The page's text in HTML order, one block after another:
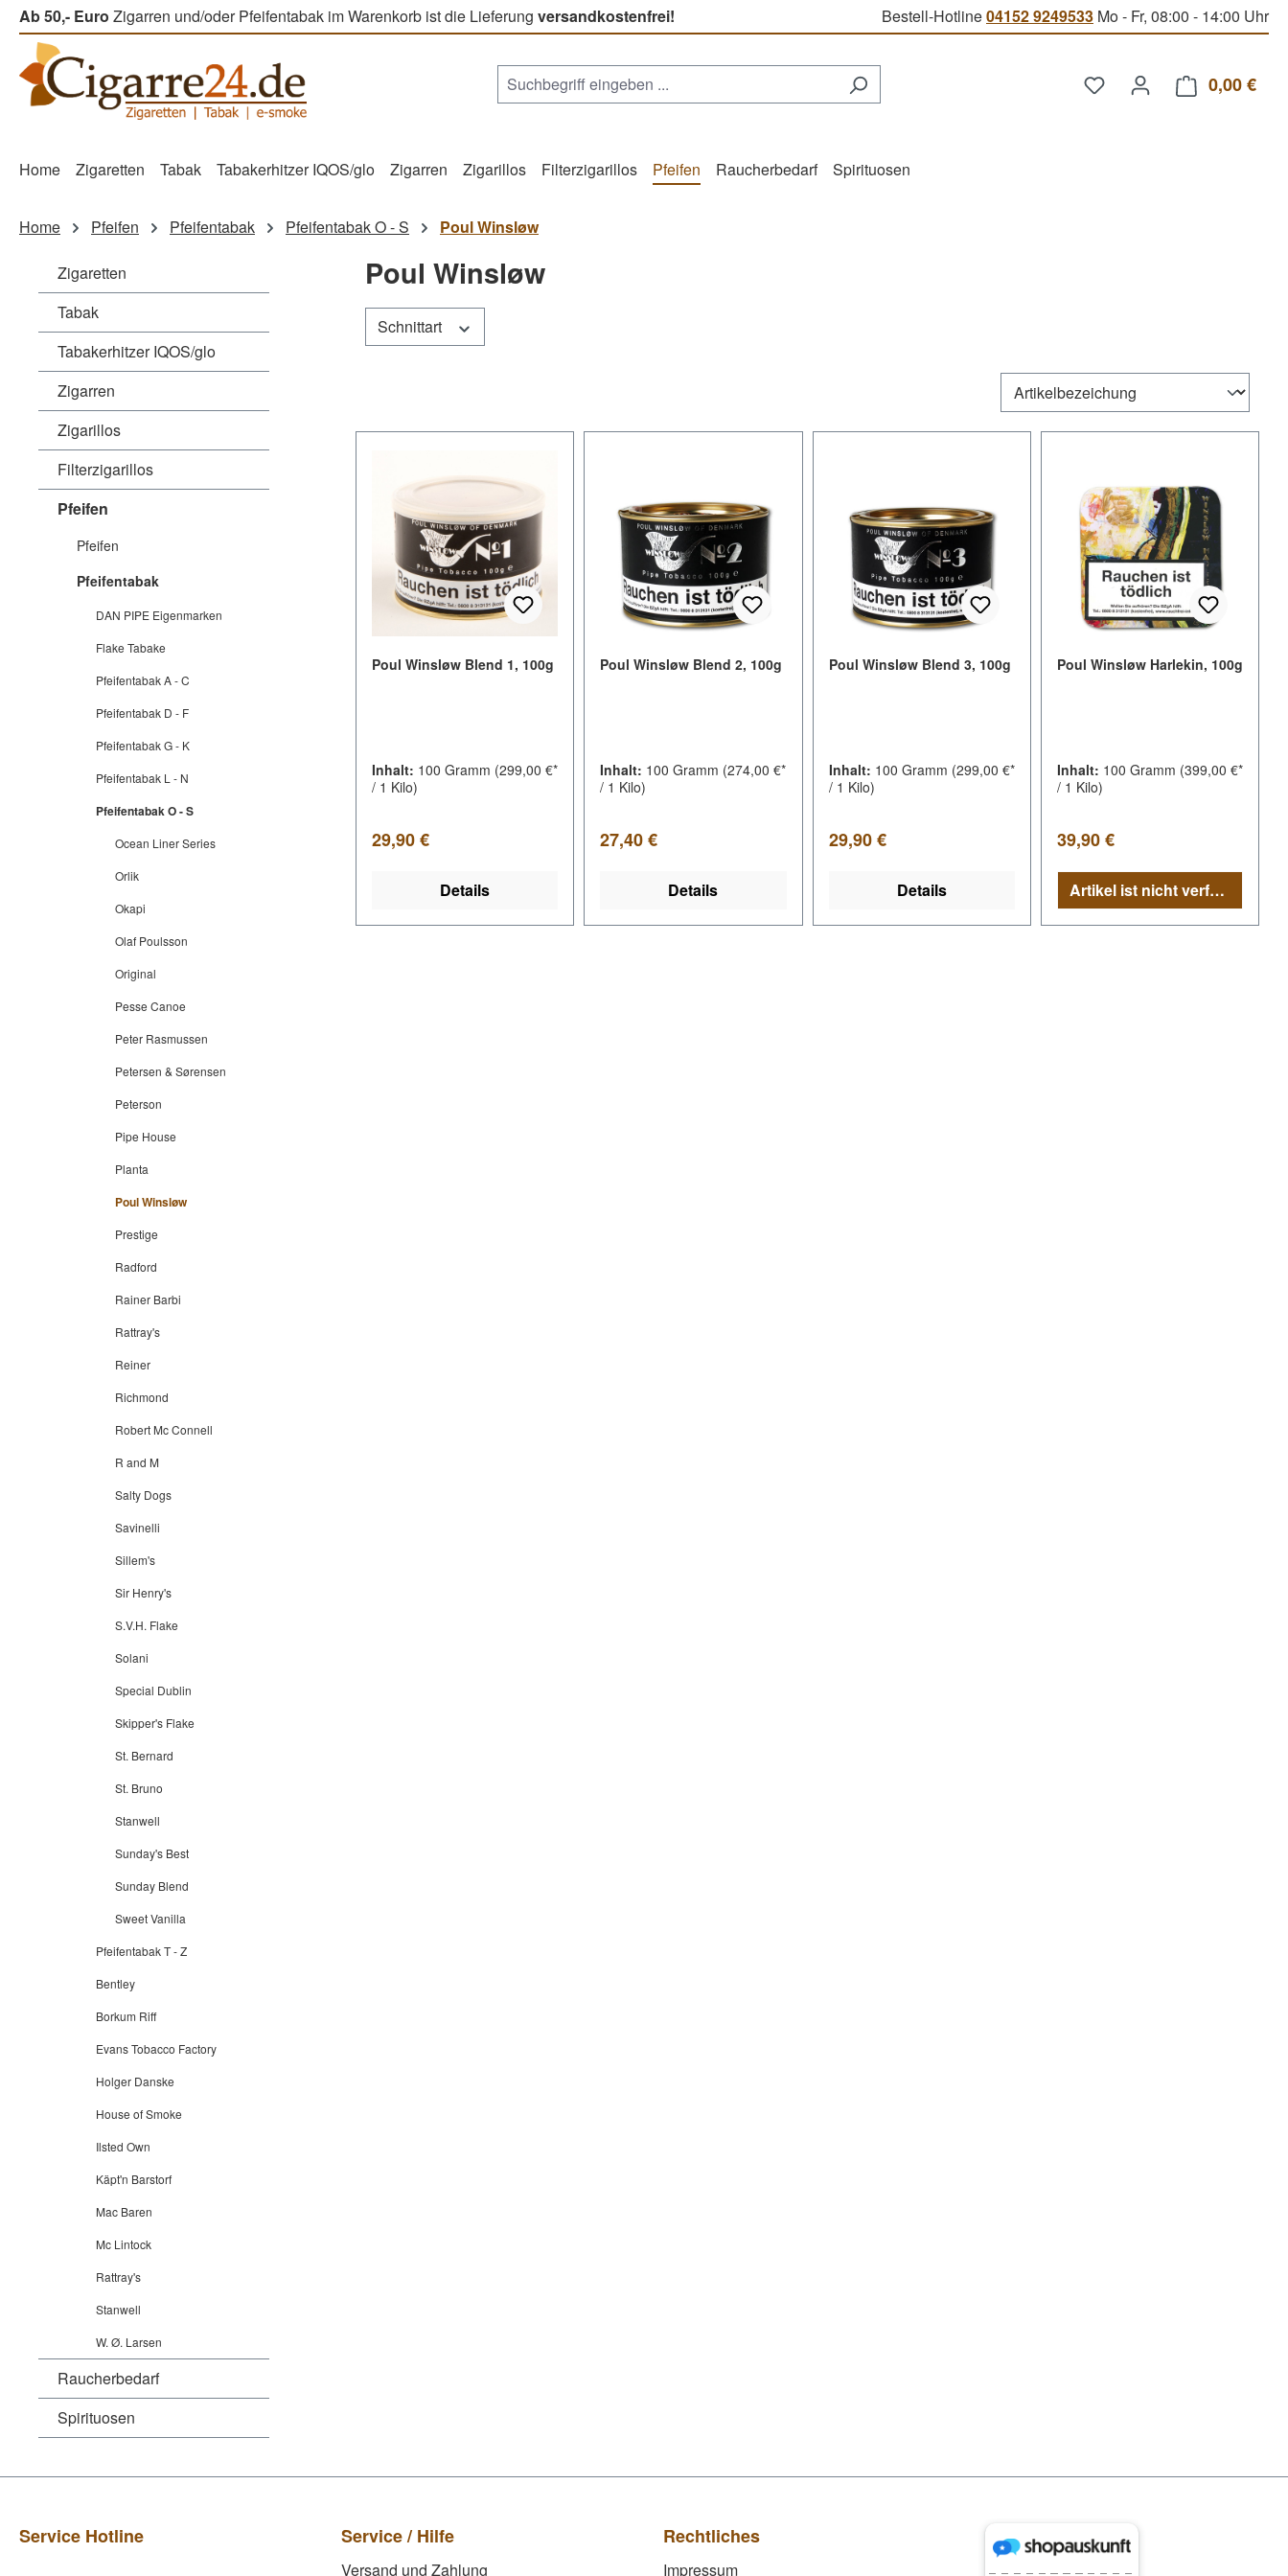
Hauptinhalt springen
Zur Suche springen
Zur Hauptnavigation springen
Ab 50,- Euro Zigarren und/oder Pfeifentabak im Warenkorb ist die Lieferung versandkostenfrei! Bestell-Hotline04152 9249533 Mo - Fr, 08:00 - 14:00 Uhr
Du hast 0 Produkte auf
0,00 €
Home Zigaretten Tabak Tabakerhitzer IQOS/glo Zigarren Zigarillos Filterzigarillos Pfeifen Raucherbedarf Spirituosen
Home Pfeifen Pfeifentabak Pfeifentabak O - S Poul Winsløw
Zigaretten
Tabak
Tabakerhitzer IQOS/glo
Zigarren
Zigarillos
Filterzigarillos
Pfeifen
Pfeifen
Pfeifentabak
DAN PIPE Eigenmarken
Flake Tabake
Pfeifentabak A - C
Pfeifentabak D - F
Pfeifentabak G - K
Pfeifentabak L - N
Pfeifentabak O - S
Ocean Liner Series
Orlik
Okapi
Olaf Poulsson
Original
Pesse Canoe
Peter Rasmussen
Petersen & Sørensen
Peterson
Pipe House
Planta
Poul Winsløw
Prestige
Radford
Rainer Barbi
Rattray's
Reiner
Richmond
Robert Mc Connell
R and M
Salty Dogs
Savinelli
Sillem's
Sir Henry's
S.V.H. Flake
Solani
Special Dublin
Skipper's Flake
St. Bernard
St. Bruno
Stanwell
Sunday's Best
Sunday Blend
Sweet Vanilla
Pfeifentabak T - Z
Bentley
Borkum Riff
Evans Tobacco Factory
Holger Danske
House of Smoke
Ilsted Own
Käpt'n Barstorf
Mac Baren
Mc Lintock
Rattray's
Stanwell
W. Ø. Larsen
Raucherbedarf
Spirituosen
Poul Winsløw
Schnittart
Poul Winsløw Blend 1, 100g
Inhalt: 100 Gramm (299,00 €*
/ 1 Kilo)
Regulärer Preis:
29,90 €
Details
Poul Winsløw Blend 2, 100g
Inhalt: 100 Gramm (274,00 €*
/ 1 Kilo)
Regulärer Preis:
27,40 €
Details
Poul Winsløw Blend 3, 100g
Inhalt: 100 Gramm (299,00 €*
/ 1 Kilo)
Regulärer Preis:
29,90 €
Details
Poul Winsløw Harlekin, 100g
Inhalt: 100 Gramm (399,00 €*
/ 1 Kilo)
Regulärer Preis:
39,90 €
Artikel ist nicht verfügbar
Service Hotline Service / Hilfe
Versand und Zahlung
Rechtliches
Impressum